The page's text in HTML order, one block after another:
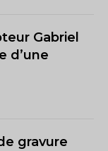
Gabriel
d’une
gravure